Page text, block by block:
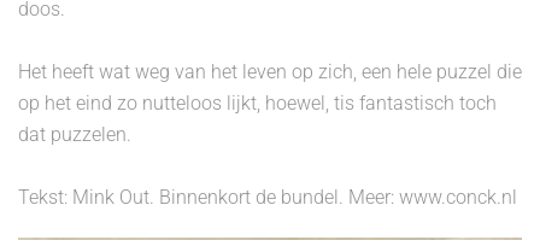
doos.
Het heeft wat weg van het leven op zich, een hele puzzel die
op het eind zo nutteloos lijkt, hoewel, tis fantastisch toch
dat puzzelen.
Tekst: Mink Out. Binnenkort de bundel. Meer: www.conck.nl